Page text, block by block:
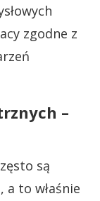
zgodne z
–
są
a to właśnie